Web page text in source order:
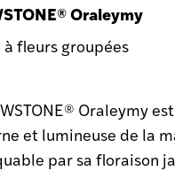
Oraleymy
à fleurs groupées
Oraleymy
et lumineuse de la
par sa floraison